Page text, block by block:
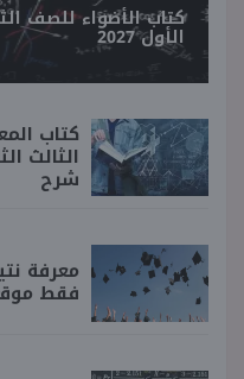
كتاب الأضواء للصف
الأول 2027
كتاب
شرح
فقط